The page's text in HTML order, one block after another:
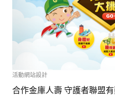
活動網站設計
合作金庫人壽 守護者聯盟